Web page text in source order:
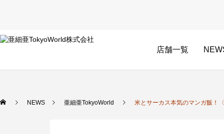
店舗一覧
NEWS 亜細亜TokyoWorld 米とサーカス本気のマンガ飯！